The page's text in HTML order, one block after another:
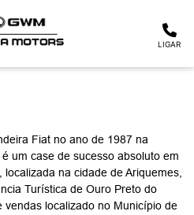
LIGAR
Fiat no ano de 1987 na
um case de sucesso absoluto em
na cidade de Ariquemes,
Turística de Ouro Preto do
localizado no Município de